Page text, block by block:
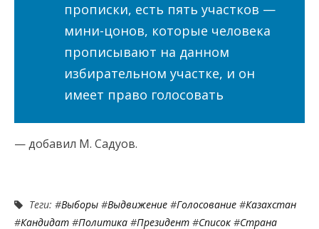
прописки, есть пять участков —
мини-цонов, которые человека
прописывают на данном
избирательном участке, и он
имеет право голосовать
— добавил М. Садуов.
Теги: #Выборы #Выдвижение #Голосование #Казахстан
#Кандидат #Политика #Президент #Список #Страна